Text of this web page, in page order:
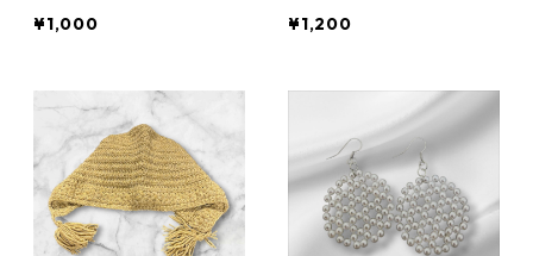
¥1,000 ¥1,200